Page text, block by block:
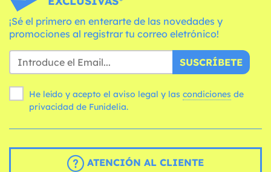
¡Sé el primero en enterarte de las novedades y
promociones al registrar tu correo eletrónico!
SUSCRÍBETE
He leído y acepto el aviso legal y las condiciones
privacidad de Funidelia.
ATENCIÓN AL CLIENTE